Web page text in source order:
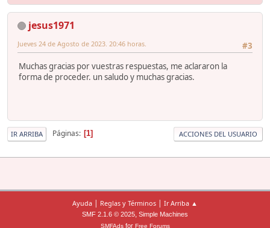
jesus1971
#3
Jueves 24 de Agosto de 2023. 20:46 horas.
Muchas gracias por vuestras respuestas, me aclararon la
forma de proceder. un saludo y muchas gracias.
IR ARRIBA Páginas 1 ACCIONES DEL USUARIO
Ayuda | Reglas y Términos | Ir Arriba ▲
SMF 2.1.6 © 2025, Simple Machines
SMFAdsfor Free Forums